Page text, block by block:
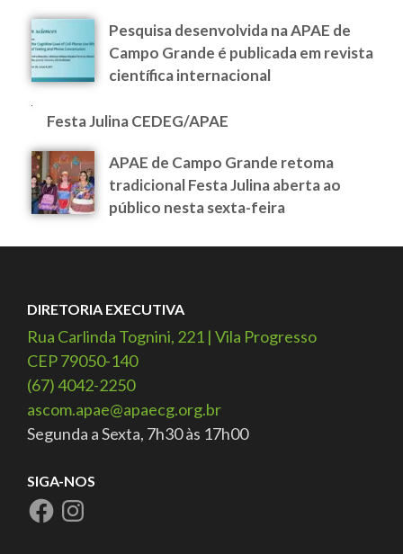
Pesquisa desenvolvida na APAE de
Campo Grande é publicada em revista
científica internacional
Festa Julina CEDEG/APAE
APAE de Campo Grande retoma
tradicional Festa Julina aberta ao
público nesta sexta-feira
DIRETORIA EXECUTIVA
Rua Carlinda Tognini, 221 | Vila Progresso
CEP 79050-140
(67) 4042-2250
ascom.apae@apaecg.org.br
Segunda a Sexta, 7h30 às 17h00
SIGA-NOS